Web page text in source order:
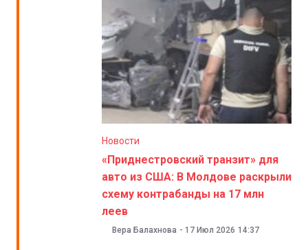
Новости
«Приднестровский транзит» для
авто из США: В Молдове раскрыли
схему контрабанды на 17 млн
леев
Вера Балахнова - 17 Июл 2026 14:37